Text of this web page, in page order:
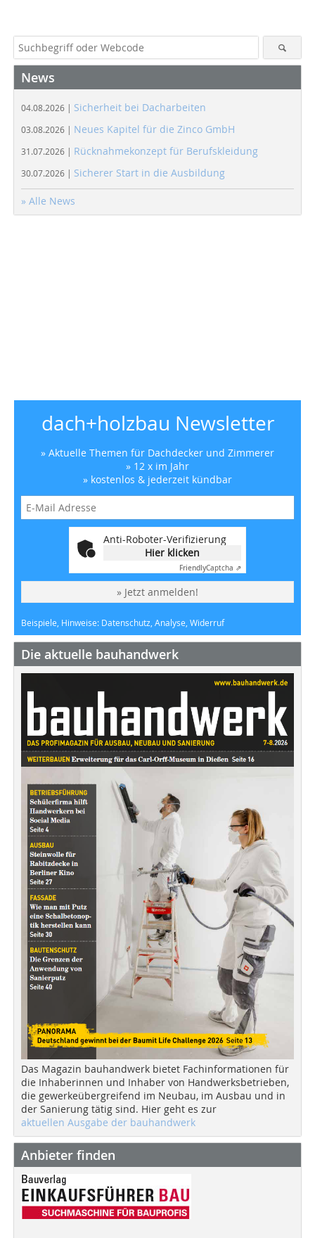
News
04.08.2026 | Sicherheit bei Dacharbeiten
03.08.2026 | Neues Kapitel für die Zinco GmbH
31.07.2026 | Rücknahmekonzept für Berufskleidung
30.07.2026 | Sicherer Start in die Ausbildung
» Alle News
dach+holzbau Newsletter
» Aktuelle Themen für Dachdecker und Zimmerer
» 12 x im Jahr
» kostenlos & jederzeit kündbar
Anti-Roboter-Verifizierung
Hier klicken
FriendlyCaptcha ⇗
» Jetzt anmelden!
Beispiele, Hinweise: Datenschutz, Analyse, Widerruf
Die aktuelle bauhandwerk
Das Magazin bauhandwerk bietet Fachinformationen für
die Inhaberinnen und Inhaber von Handwerksbetrieben,
die gewerkeübergreifend im Neubau, im Ausbau und in
der Sanierung tätig sind. Hier geht es zur
aktuellen Ausgabe der bauhandwerk
Anbieter finden